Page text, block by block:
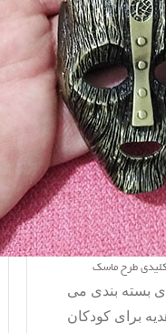
طرح ماسک
دارای بسته بندی می
برای کودکان